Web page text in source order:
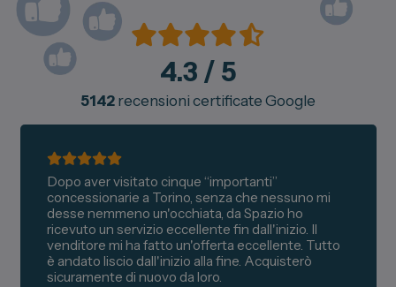
4.3 / 5
5142recensioni certificate Google
Dopo aver visitato cinque “importanti”
concessionarie a Torino, senza che nessuno mi
desse nemmeno un'occhiata, da Spazio ho
ricevuto un servizio eccellente fin dall'inizio. Il
venditore mi ha fatto un'offerta eccellente. Tutto
è andato liscio dall'inizio alla fine. Acquisterò
sicuramente di nuovo da loro.